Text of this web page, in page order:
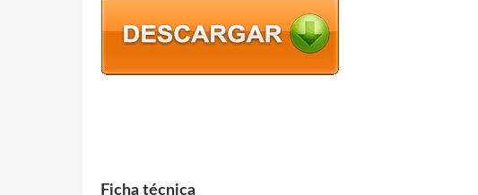
Ficha técnica